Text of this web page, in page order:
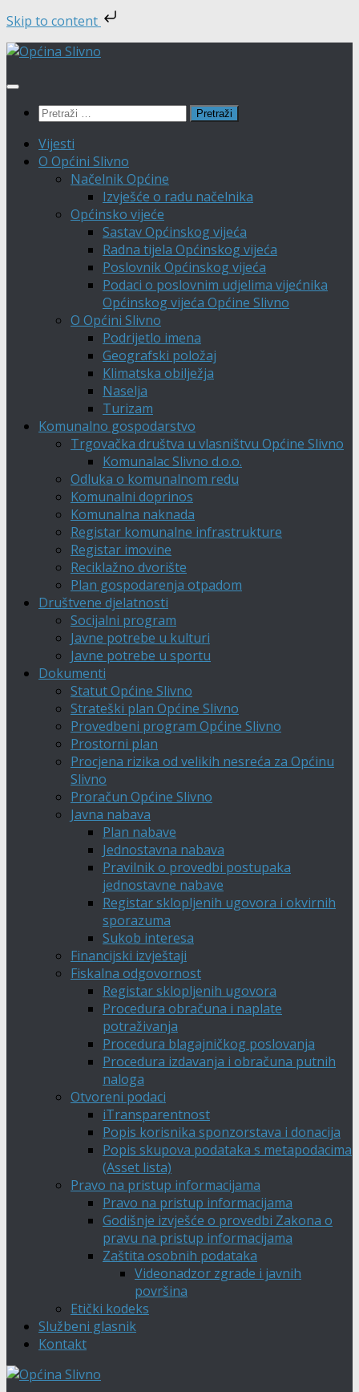
Skip to content
Skip
content
Pretraži:
Vijesti
O Općini Slivno
Načelnik Općine
Izvješće o radu načelnika
Općinsko vijeće
Sastav Općinskog vijeća
Radna tijela Općinskog vijeća
Poslovnik Općinskog vijeća
Podaci o poslovnim udjelima vijećnika
Općinskog vijeća Općine Slivno
O Općini Slivno
Podrijetlo imena
Geografski položaj
Klimatska obilježja
Naselja
Turizam
Komunalno gospodarstvo
Trgovačka društva u vlasništvu Općine Slivno
Komunalac Slivno d.o.o.
Odluka o komunalnom redu
Komunalni doprinos
Komunalna naknada
Registar komunalne infrastrukture
Registar imovine
Reciklažno dvorište
Plan gospodarenja otpadom
Društvene djelatnosti
Socijalni program
Javne potrebe u kulturi
Javne potrebe u sportu
Dokumenti
Statut Općine Slivno
Strateški plan Općine Slivno
Provedbeni program Općine Slivno
Prostorni plan
Procjena rizika od velikih nesreća za Općinu
Slivno
Proračun Općine Slivno
Javna nabava
Plan nabave
Jednostavna nabava
Pravilnik o provedbi postupaka
jednostavne nabave
Registar sklopljenih ugovora i okvirnih
sporazuma
Sukob interesa
Financijski izvještaji
Fiskalna odgovornost
Registar sklopljenih ugovora
Procedura obračuna i naplate
potraživanja
Procedura blagajničkog poslovanja
Procedura izdavanja i obračuna putnih
naloga
Otvoreni podaci
iTransparentnost
Popis korisnika sponzorstava i donacija
Popis skupova podataka s metapodacima
(Asset lista)
Pravo na pristup informacijama
Pravo na pristup informacijama
Godišnje izvješće o provedbi Zakona o
pravu na pristup informacijama
Zaštita osobnih podataka
Videonadzor zgrade i javnih
površina
Etički kodeks
Službeni glasnik
Kontakt